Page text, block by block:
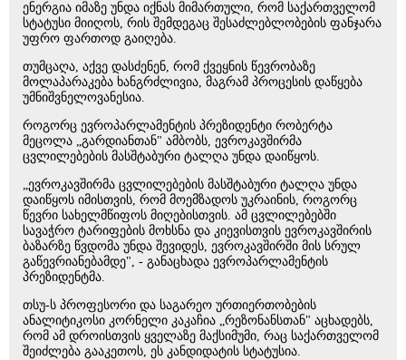
ენერგია იმაზე უნდა იქნას მიმართული, რომ საქართველომ
სტატუსი მიიღოს, რის შემდეგაც შესაძლებლობების ფანჯარა
უფრო ფართოდ გაიღება.
თუმცაღა, აქვე დასძენენ, რომ ქვეყნის წევრობაზე
მოლაპარაკება ხანგრძლივია, მაგრამ პროცესის დაწყება
უმნიშვნელოვანესია.
როგორც ევროპარლამენტის პრეზიდენტი რობერტა
მეცოლა „გარდიანთან" ამბობს, ევროკავშირმა
ცვლილებების მასშტაბური ტალღა უნდა დაიწყოს.
„ევროკავშირმა ცვლილებების მასშტაბური ტალღა უნდა
დაიწყოს იმისთვის, რომ მოემზადოს უკრაინის, როგორც
წევრი სახელმწიფოს მიღებისთვის. ამ ცვლილებებში
სავაჭრო ტარიფების მოხსნა და კიევისთვის ევროკავშირის
ბაზარზე წვდომა უნდა შევიდეს, ევროკავშირში მის სრულ
გაწევრიანებამდე", - განაცხადა ევროპარლამენტის
პრეზიდენტმა.
თსუ-ს პროფესორი და საგარეო ურთიერთობების
ანალიტიკოსი კორნელი კაკაჩია „რეზონანსთან" აცხადებს,
რომ ამ დროისთვის ყველაზე მაქსიმუმი, რაც საქართველომ
შეიძლება გააკეთოს, ეს კანდიდატის სტატუსია.